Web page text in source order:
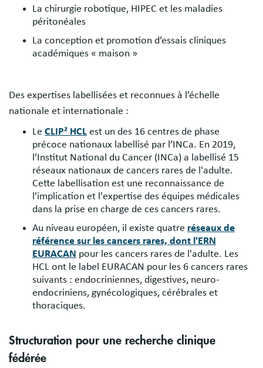
La chirurgie robotique, HIPEC et les maladies
péritonéales
La conception et promotion d’essais cliniques
académiques « maison »
Des expertises labellisées et reconnues à l’échelle
nationale et internationale :
Le CLIP² HCL est un des 16 centres de phase
précoce nationaux labellisé par l’INCa. En 2019,
l’Institut National du Cancer (INCa) a labellisé 15
réseaux nationaux de cancers rares de l'adulte.
Cette labellisation est une reconnaissance de
l'implication et l'expertise des équipes médicales
dans la prise en charge de ces cancers rares.
Au niveau européen, il existe quatre réseaux de
référence sur les cancers rares, dont l'ERN
EURACAN pour les cancers rares de l'adulte. Les
HCL ont le label EURACAN pour les 6 cancers rares
suivants : endocriniennes, digestives, neuro-
endocriniens, gynécologiques, cérébrales et
thoraciques.
Structuration pour une recherche clinique
fédérée